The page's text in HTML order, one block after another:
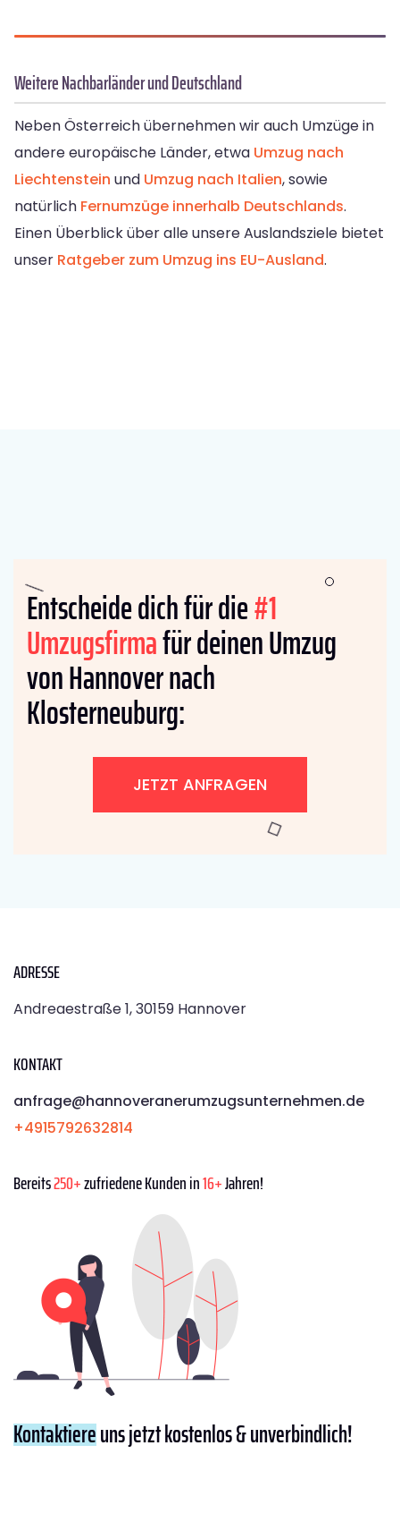
Weitere Nachbarländer und Deutschland
Neben Österreich übernehmen wir auch Umzüge in
andere europäische Länder, etwa Umzug nach
Liechtenstein und Umzug nach Italien, sowie
natürlich Fernumzüge innerhalb Deutschlands.
Einen Überblick über alle unsere Auslandsziele bietet
unser Ratgeber zum Umzug ins EU-Ausland.
Entscheide dich für die#1
Umzugsfirmafür deinen Umzug
von Hannover nach
Klosterneuburg:
JETZT ANFRAGEN
ADRESSE
Andreaestraße 1, 30159 Hannover
KONTAKT
anfrage@hannoveranerumzugsunternehmen.de
+4915792632814
Bereits250+zufriedene Kunden in16+Jahren!
Kontaktiereuns jetzt kostenlos & unverbindlich!